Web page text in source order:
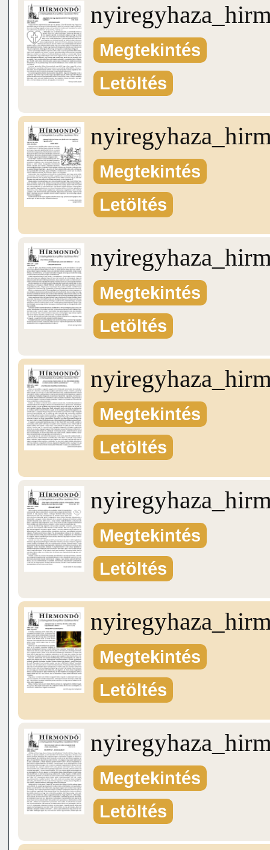
Megtekintés
Letöltés
Megtekintés
Letöltés
Megtekintés
Letöltés
Megtekintés
Letöltés
Megtekintés
Letöltés
Megtekintés
Letöltés
Megtekintés
Letöltés